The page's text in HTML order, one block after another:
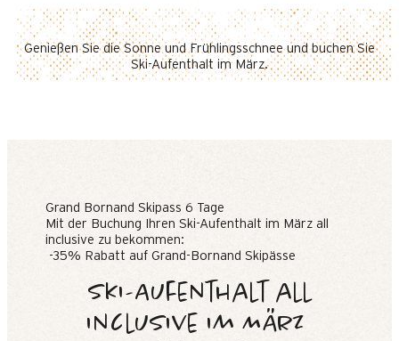
Genießen Sie die Sonne und Frühlingsschnee und buchen Sie
Ski-Aufenthalt im März.
Grand Bornand Skipass 6 Tage
Mit der Buchung Ihren Ski-Aufenthalt im März all
inclusive zu bekommen:
-35% Rabatt auf Grand-Bornand Skipässe
Ski-Aufenthalt all
inclusive im März